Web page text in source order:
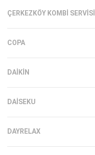
ÇERKEZKÖY KOMBI SERVISI
COPA
DAIKIN
DAISEKU
DAYRELAX